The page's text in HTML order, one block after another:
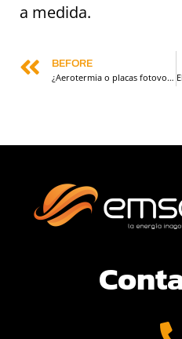
a medida.
BEFORE
¿Aerotermia o placas fotovoltaicas? Te contamos cual es mejor para cada situación.